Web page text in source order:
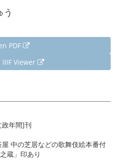
う
PDF
Viewer
年間]刊
中の芝居などの歌舞伎絵本番付
蔵」印あり